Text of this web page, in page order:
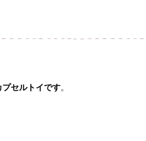
セルトイです。